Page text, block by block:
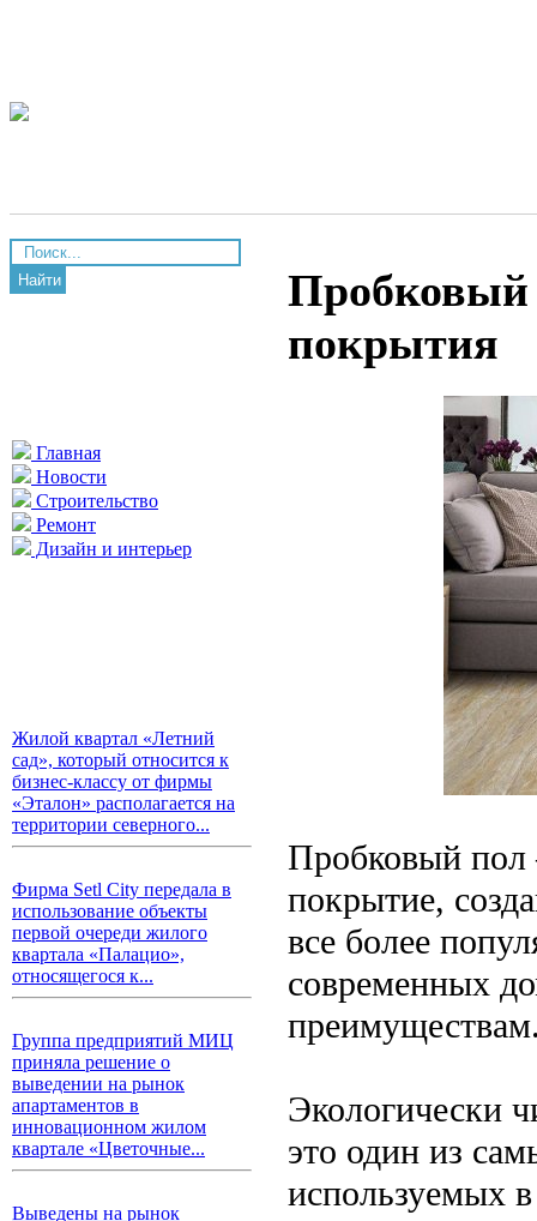
Найти
Главная
Новости
Строительство
Ремонт
Дизайн и интерьер
Жилой квартал «Летний
сад», который относится к
бизнес-классу от фирмы
«Эталон» располагается на
территории северного...
Фирма Setl City передала в
использование объекты
первой очереди жилого
квартала «Палацио»,
относящегося к...
Группа предприятий МИЦ
приняла решение о
выведении на рынок
апартаментов в
инновационном жилом
квартале «Цветочные...
Выведены на рынок
Пробковый
покрытия
Пробковый пол
покрытие,
все более
современных
Экологически
это один из
используемых в